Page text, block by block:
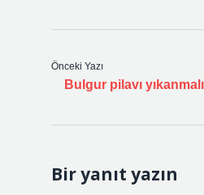
Önceki Yazı
Bulgur pilavı
Bir yanıt yazın